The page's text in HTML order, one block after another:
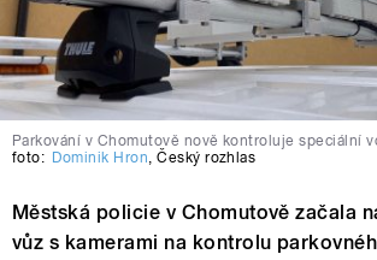
Parkování v Chomutově nově kontroluje speciální
foto: Dominik Hron,Český rozhlas
Městská policie v Chomutově začala
vůz s kamerami na kontrolu